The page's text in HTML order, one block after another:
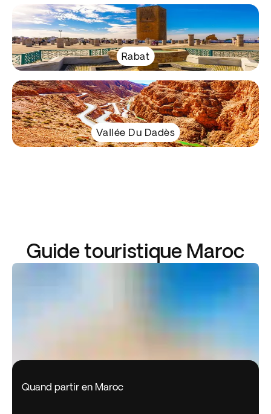
Rabat
Vallée Du Dadès
Guide touristique Maroc
Quand partir en Maroc